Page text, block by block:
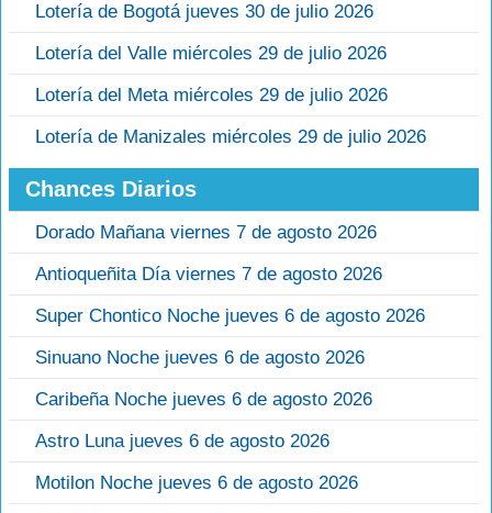
Lotería de Bogotá jueves 30 de julio 2026
Lotería del Valle miércoles 29 de julio 2026
Lotería del Meta miércoles 29 de julio 2026
Lotería de Manizales miércoles 29 de julio 2026
Chances Diarios
Dorado Mañana viernes 7 de agosto 2026
Antioqueñita Día viernes 7 de agosto 2026
Super Chontico Noche jueves 6 de agosto 2026
Sinuano Noche jueves 6 de agosto 2026
Caribeña Noche jueves 6 de agosto 2026
Astro Luna jueves 6 de agosto 2026
Motilon Noche jueves 6 de agosto 2026